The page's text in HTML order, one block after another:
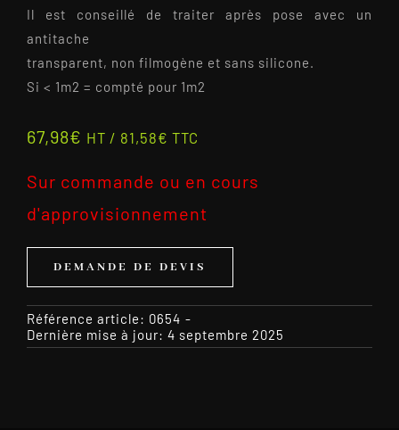
Il est conseillé de traiter après pose avec un
antitache
transparent, non filmogène et sans silicone.
Si < 1m2 = compté pour 1m2
67,98€ HT / 81,58€ TTC
Sur commande ou en cours
d'approvisionnement
DEMANDE DE DEVIS
Référence article: 0654 -
Dernière mise à jour: 4 septembre 2025